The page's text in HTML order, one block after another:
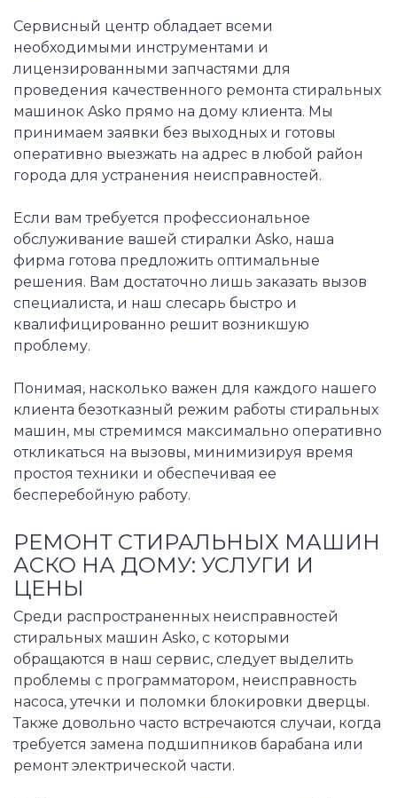
Сервисный центр обладает всеми
необходимыми инструментами и
лицензированными запчастями для
проведения качественного ремонта стиральных
машинок Asko прямо на дому клиента. Мы
принимаем заявки без выходных и готовы
оперативно выезжать на адрес в любой район
города для устранения неисправностей.
Если вам требуется профессиональное
обслуживание вашей стиралки Asko, наша
фирма готова предложить оптимальные
решения. Вам достаточно лишь заказать вызов
специалиста, и наш слесарь быстро и
квалифицированно решит возникшую
проблему.
Понимая, насколько важен для каждого нашего
клиента безотказный режим работы стиральных
машин, мы стремимся максимально оперативно
откликаться на вызовы, минимизируя время
простоя техники и обеспечивая ее
бесперебойную работу.
РЕМОНТ СТИРАЛЬНЫХ МАШИН
АСКО НА ДОМУ: УСЛУГИ И
ЦЕНЫ
Среди распространенных неисправностей
стиральных машин Asko, с которыми
обращаются в наш сервис, следует выделить
проблемы с программатором, неисправность
насоса, утечки и поломки блокировки дверцы.
Также довольно часто встречаются случаи, когда
требуется замена подшипников барабана или
ремонт электрической части.